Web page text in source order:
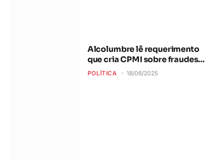
Alcolumbre lê requerimento
que cria CPMI sobre fraudes
no INSS
POLÍTICA 18/06/2025